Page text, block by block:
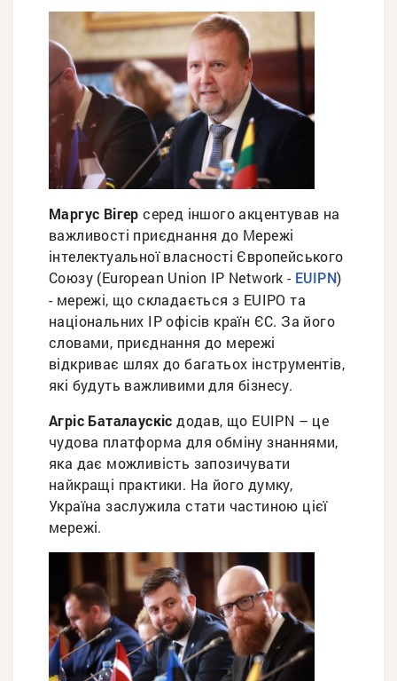
Маргус Вігер серед іншого акцентував на
важливості приєднання до Мережі
інтелектуальної власності Європейського
Союзу (European Union IP Network - EUIPN)
- мережі, що складається з EUIPO та
національних IP офісів країн ЄС. За його
словами, приєднання до мережі
відкриває шлях до багатьох інструментів,
які будуть важливими для бізнесу.
Агріс Баталаускіс додав, що EUIPN – це
чудова платформа для обміну знаннями,
яка дає можливість запозичувати
найкращі практики. На його думку,
Україна заслужила стати частиною цієї
мережі.